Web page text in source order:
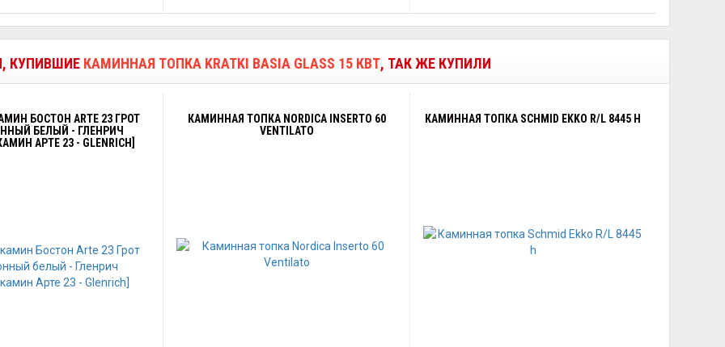
КУПИВШИЕ КАМИННАЯ ТОПКА KRATKI BASIA GLASS 15 КВТ, ТАК ЖЕ КУПИЛИ
БОСТОН ARTE 23 ГРОТ
БЕЛЫЙ - ГЛЕНРИЧ
АРТЕ 23 - GLENRICH]
КАМИННАЯ ТОПКА NORDICA INSERTO 60
VENTILATO
КАМИННАЯ ТОПКА SCHMID EKKO R/L 8445 H